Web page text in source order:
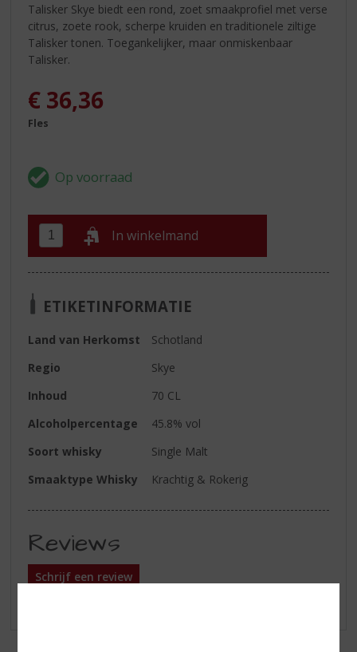
Talisker Skye biedt een rond, zoet smaakprofiel met verse
citrus, zoete rook, scherpe kruiden en traditionele ziltige
Talisker tonen. Toegankelijker, maar onmiskenbaar
Talisker.
€ 36,36
Fles
In winkelmand
ETIKETINFORMATIE
Land van Herkomst
Schotland
Regio
Skye
Inhoud
70 CL
Alcoholpercentage
45.8% vol
Soort whisky
Single Malt
Smaaktype Whisky
Krachtig & Rokerig
Reviews
Schrijf een review